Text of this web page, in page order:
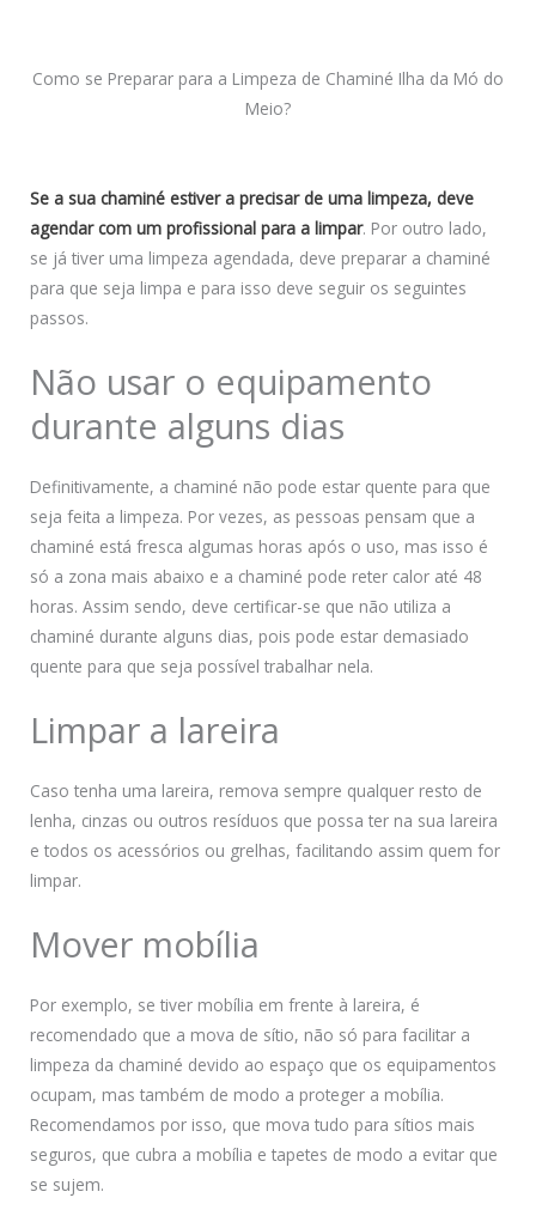
Como se Preparar para a Limpeza de Chaminé Ilha da Mó do
Meio?
Se a sua chaminé estiver a precisar de uma limpeza, deve
agendar com um profissional para a limpar. Por outro lado,
se já tiver uma limpeza agendada, deve preparar a chaminé
para que seja limpa e para isso deve seguir os seguintes
passos.
Não usar o equipamento
durante alguns dias
Definitivamente, a chaminé não pode estar quente para que
seja feita a limpeza. Por vezes, as pessoas pensam que a
chaminé está fresca algumas horas após o uso, mas isso é
só a zona mais abaixo e a chaminé pode reter calor até 48
horas. Assim sendo, deve certificar-se que não utiliza a
chaminé durante alguns dias, pois pode estar demasiado
quente para que seja possível trabalhar nela.
Limpar a lareira
Caso tenha uma lareira, remova sempre qualquer resto de
lenha, cinzas ou outros resíduos que possa ter na sua lareira
e todos os acessórios ou grelhas, facilitando assim quem for
limpar.
Mover mobília
Por exemplo, se tiver mobília em frente à lareira, é
recomendado que a mova de sítio, não só para facilitar a
limpeza da chaminé devido ao espaço que os equipamentos
ocupam, mas também de modo a proteger a mobília.
Recomendamos por isso, que mova tudo para sítios mais
seguros, que cubra a mobília e tapetes de modo a evitar que
se sujem.